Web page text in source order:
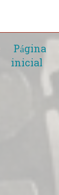
Página
inicial